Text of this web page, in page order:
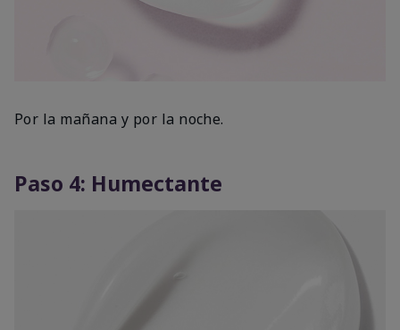
Por la mañana y por la noche.
Paso 4: Humectante